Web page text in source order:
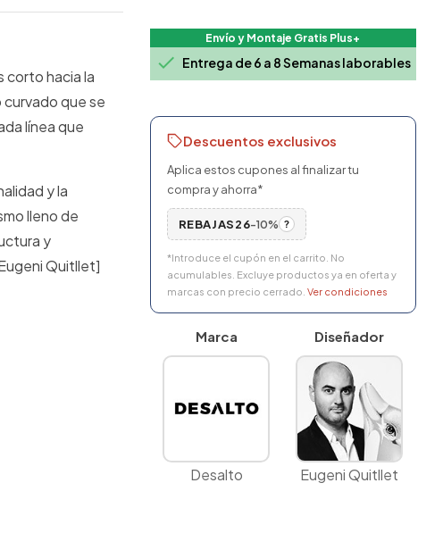
corto hacia la
que se
línea que
y la
lleno de
y
Quitllet]
Envío y Montaje Gratis Plus+
 Entrega de 6 a 8 Semanas laborables
Descuentos exclusivos
Aplica estos cupones al finalizar tu
compra y ahorra*
REBAJAS26-10% ?
*Introduce el cupón en el carrito. No
acumulables. Excluye productos ya en oferta y
marcas con precio cerrado. Ver condiciones
Marca
Desalto
Diseñador
Eugeni Quitllet